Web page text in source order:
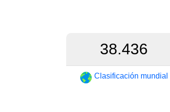
38.436
Clasificación mundial